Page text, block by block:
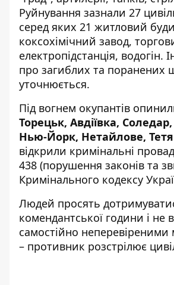
Руйнування зазнали 27
серед яких 21 житловий
коксохімічний завод,
електропідстанція, водогін.
про загиблих та поранених
уточнюється.
Під вогнем окупантів
Торецьк, Авдіївка,
Нью-Йорк, Нетайлове,
відкрили кримінальні
438 (порушення законів та
Кримінального кодексу
Людей просять
комендантської години і не
самостійно
– противник розстрілює